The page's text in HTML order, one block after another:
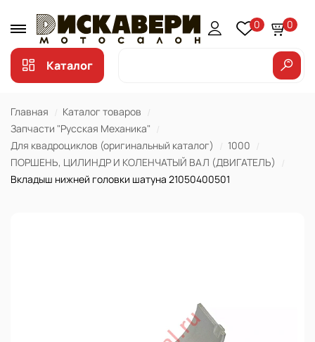
0 0
Каталог
Главная
Каталог товаров
Запчасти "Русская Механика"
Для квадроциклов (оригинальный каталог)
1000
ПОРШЕНЬ, ЦИЛИНДР И КОЛЕНЧАТЫЙ ВАЛ (ДВИГАТЕЛЬ)
Вкладыш нижней головки шатуна 21050400501